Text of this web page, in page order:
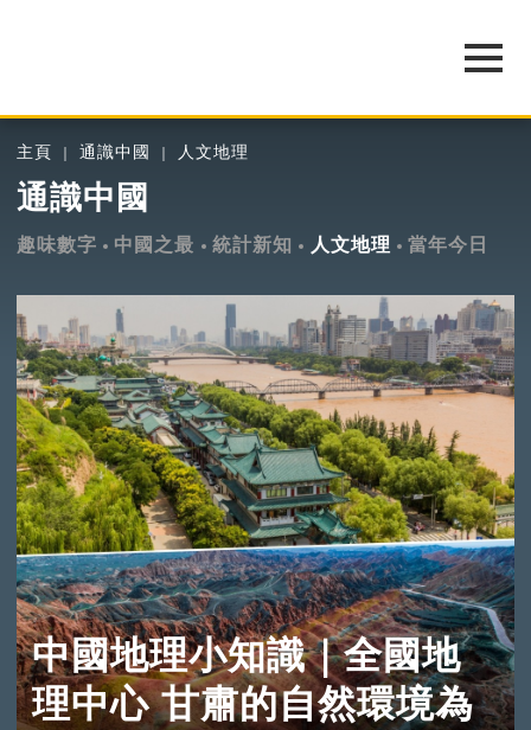
主頁 通識中國 人文地理
通識中國
趣味數字 中國之最 統計新知 人文地理 當年今日
中國地理小知識｜全國地
理中心 甘肅的自然環境為